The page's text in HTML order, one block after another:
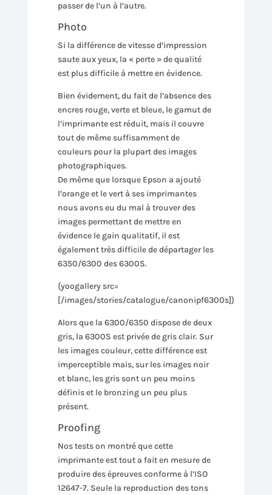
passer de l’un à l’autre.
Photo
Si la différence de vitesse d’impression
saute aux yeux, la « perte » de qualité
est plus difficile à mettre en évidence.
Bien évidement, du fait de l’absence des
encres rouge, verte et bleue, le gamut de
l’imprimante est réduit, mais il couvre
tout de même suffisamment de
couleurs pour la plupart des images
photographiques.
De même que lorsque Epson a ajouté
l’orange et le vert à ses imprimantes
nous avons eu du mal à trouver des
images permettant de mettre en
évidence le gain qualitatif, il est
également très difficile de départager les
6350/6300 des 6300S.
{yoogallery src=
[/images/stories/catalogue/canonipf6300s]}
Alors que la 6300/6350 dispose de deux
gris, la 6300S est privée de gris clair. Sur
les images couleur, cette différence est
imperceptible mais, sur les images noir
et blanc, les gris sont un peu moins
définis et le bronzing un peu plus
présent.
Proofing
Nos tests on montré que cette
imprimante est tout a fait en mesure de
produire des épreuves conforme à l’ISO
12647-7. Seule la reproduction des tons